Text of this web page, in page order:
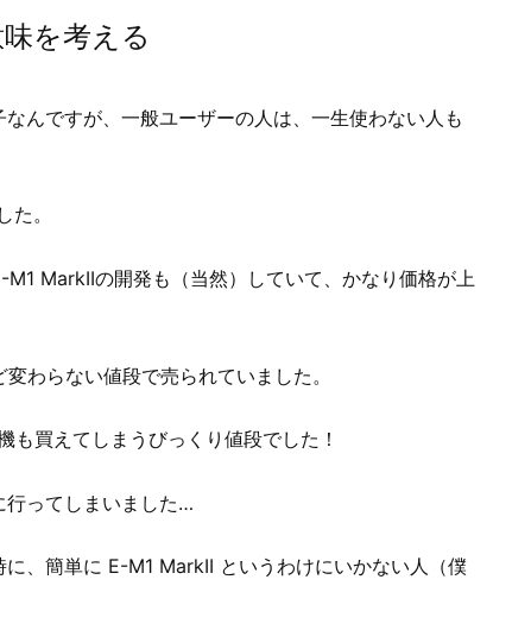
を考える
んですが、一般ユーザーの人は、一生使わない人も
。
MarkIIの開発も（当然）していて、かなり価格が上
わらない値段で売られていました。
買えてしまうびっくり値段でした！
行ってしまいました…
、簡単に E-M1 MarkII というわけにいかない人（僕